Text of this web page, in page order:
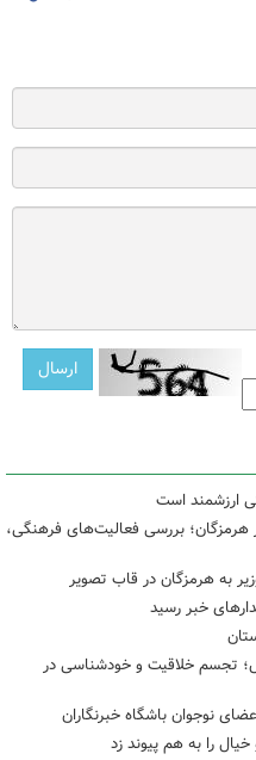
ارزشمند است
بررسی فعالیت‌های فرهنگی،
به هرمزگان در قاب تصویر
خبر رسید
تجسم خلاقیت و خودشناسی در
نوجوان باشگاه خبرنگاران
را به هم پیوند زد